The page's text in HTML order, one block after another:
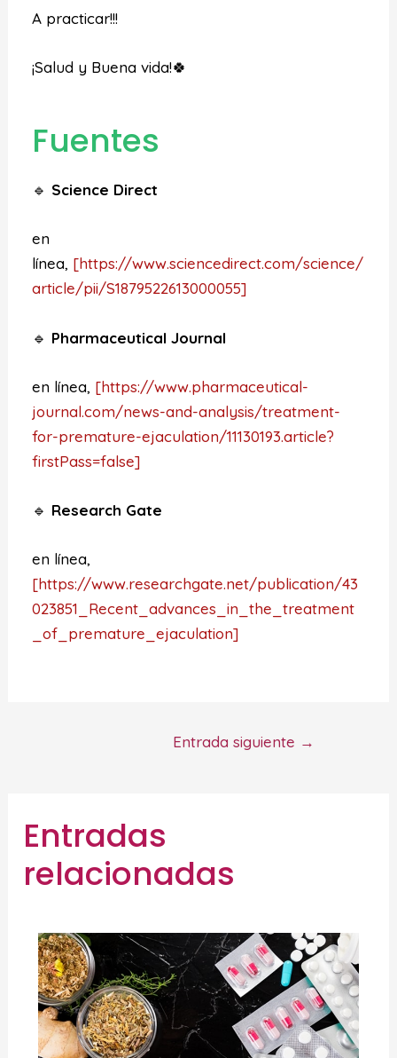
A practicar!!!
¡Salud y Buena vida!🍀
Fuentes
🔹 Science Direct
en
línea, [https://www.sciencedirect.com/science/
article/pii/S1879522613000055]
🔹 Pharmaceutical Journal
en línea, [https://www.pharmaceutical-
journal.com/news-and-analysis/treatment-
for-premature-ejaculation/11130193.article?
firstPass=false]
🔹 Research Gate
en línea,
[https://www.researchgate.net/publication/43
023851_Recent_advances_in_the_treatment
_of_premature_ejaculation]
Entrada siguiente →
Entradas
relacionadas